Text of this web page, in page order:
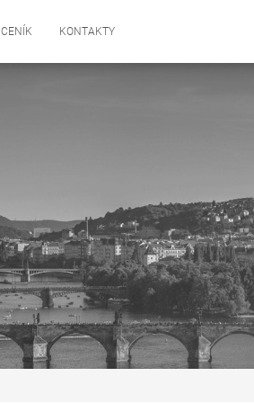
CENÍK KONTAKTY